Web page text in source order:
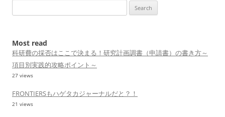
for:
Most read
科研費の採否はここで決まる！研究計画調書（申請書）の書き方～
項目別実践的攻略ポイント～
27 views
FRONTIERSもハゲタカジャーナルだと？！
21 views